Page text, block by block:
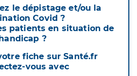
le dépistage et/ou la
Covid ?
patients en situation de
handicap ?
fiche sur Santé.fr
vous avec